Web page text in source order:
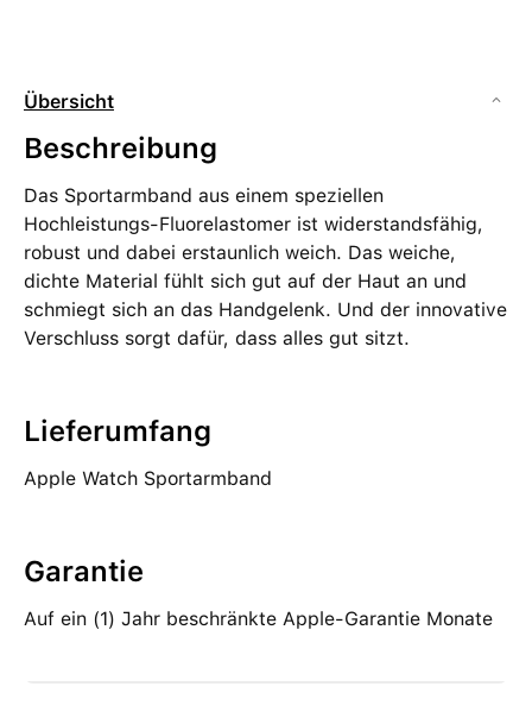
Übersicht
Beschreibung
Das Sportarmband aus einem speziellen
Hochleistungs-Fluorelastomer ist widerstandsfähig,
robust und dabei erstaunlich weich. Das weiche,
dichte Material fühlt sich gut auf der Haut an und
schmiegt sich an das Handgelenk. Und der innovative
Verschluss sorgt dafür, dass alles gut sitzt.
Lieferumfang
Apple Watch Sportarmband
Garantie
Auf ein (1) Jahr beschränkte Apple-Garantie Monate